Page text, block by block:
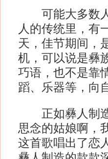
可能大多数人
人的传统里，有
天，佳节期间，
机，可以说是彝
巧语，也不是靠
蹈、乐器等，向
正如彝人制造
思念的姑娘啊，
这首歌唱出了恋